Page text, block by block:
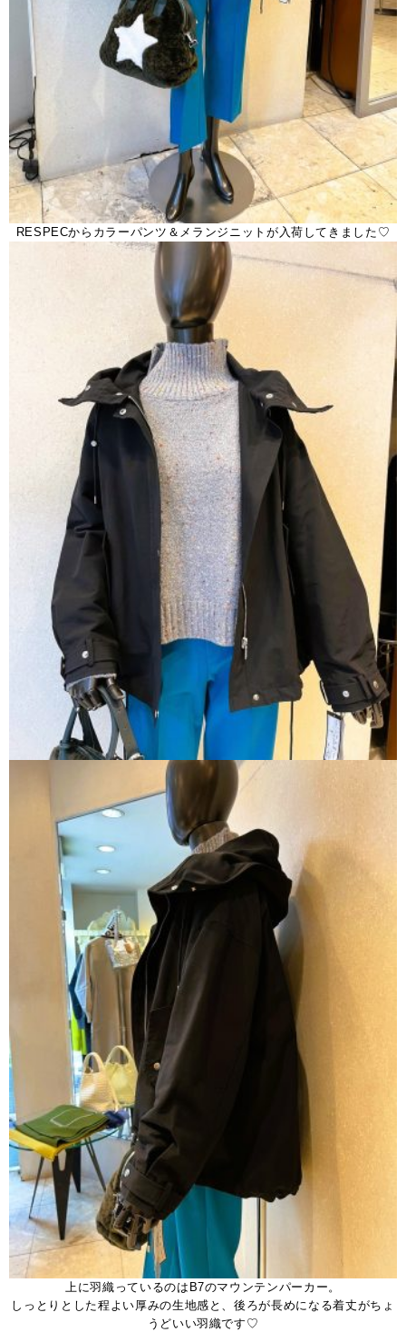
RESPECからカラーパンツ＆メランジニットが入荷してきました♡
上に羽織っているのはB7のマウンテンパーカー。
しっとりとした程よい厚みの生地感と、後ろが長めになる着丈がちょ
うどいい羽織です♡